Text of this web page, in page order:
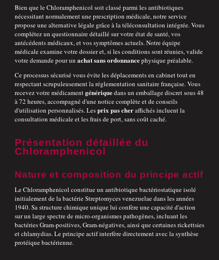
Bien que le Chloramphenicol soit classé parmi les antibiotiques
nécessitant normalement une prescription médicale, notre service
propose une alternative légale grâce à la téléconsultation intégrée. Vous
complétez un questionnaire détaillé sur votre état de santé, vos
antécédents médicaux, et vos symptômes actuels. Notre équipe
médicale examine votre dossier et, si les conditions sont réunies, valide
votre demande pour un achat sans ordonnancephysique préalable.
Ce processus sécurisé vous évite les déplacements en cabinet tout en
respectant scrupuleusement la réglementation sanitaire française. Vous
recevez votre médicamentgénériquedans un emballage discret sous 48
à 72 heures, accompagné d'une notice complète et de conseils
d'utilisation personnalisés. Lesprix pas cheraffichés incluent la
consultation médicale et les frais de port, sans coût caché.
Présentation détaillée du
Chloramphenicol
Nature et composition du principe actif
Le Chloramphenicol constitue un antibiotique bactériostatique isolé
initialement de la bactérie Streptomyces venezuelae dans les années
1940. Sa structure chimique unique lui confère une capacité d'action
sur un large spectre de micro-organismes pathogènes, incluant les
bactéries Gram-positives, Gram-négatives, ainsi que certaines rickettsies
et chlamydias. Le principe actif interfère directement avec la synthèse
protéique bactérienne.